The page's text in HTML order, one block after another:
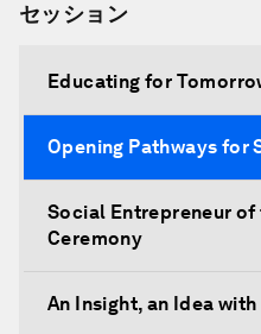
セッション
Educating for
Opening Pathways for
Social Entrepreneur of
Ceremony
An Insight, an Idea